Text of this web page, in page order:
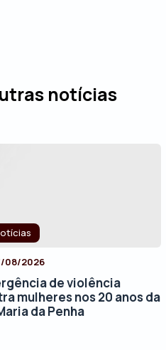
notícias
08/2026
de violência
mulheres nos 20 anos da
da Penha